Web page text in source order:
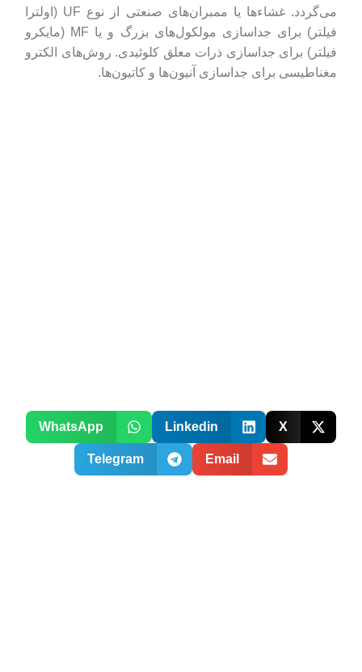
می‌گردد. غشاءها یا ممبران‌های صنعتی از نوع UF (اولترا
فیلتر) برای جداسازی مولکول‌های بزرگ و یا MF (مایکرو
فیلتر) برای جداسازی ذرات معلق کلوئیدی. روش‌های الکترو
مغناطیسی برای جداسازی آنیون‌ها و کاتیون‌ها.
X
Linkedin
WhatsApp
Email
Telegram